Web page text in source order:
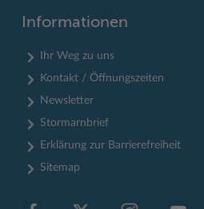
Informationen
Ihr Weg zu uns
Kontakt / Öffnungszeiten
Newsletter
Stormarnbrief
Erklärung zur Barrierefreiheit
Sitemap